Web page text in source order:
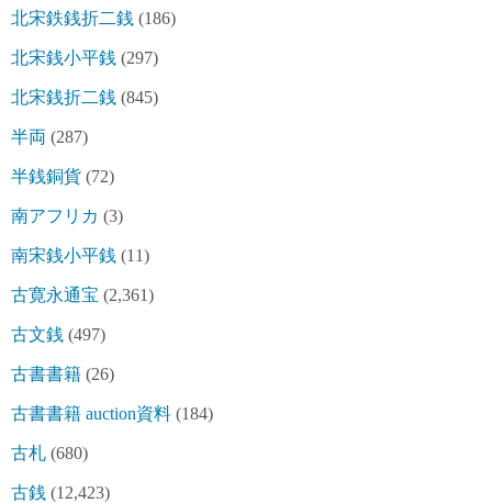
北宋鉄銭折二銭 (186)
北宋銭小平銭 (297)
北宋銭折二銭 (845)
半両 (287)
半銭銅貨 (72)
南アフリカ (3)
南宋銭小平銭 (11)
古寛永通宝 (2,361)
古文銭 (497)
古書書籍 (26)
古書書籍 auction資料 (184)
古札 (680)
古銭 (12,423)